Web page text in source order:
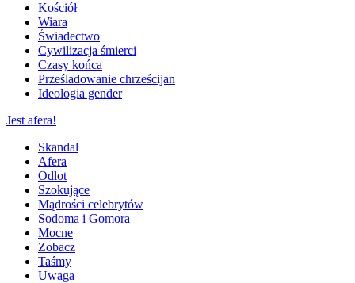
Kościół
Wiara
Świadectwo
Cywilizacja śmierci
Czasy końca
Prześladowanie chrześcijan
Ideologia gender
Jest afera!
Skandal
Afera
Odlot
Szokujące
Mądrości celebrytów
Sodoma i Gomora
Mocne
Zobacz
Taśmy
Uwaga